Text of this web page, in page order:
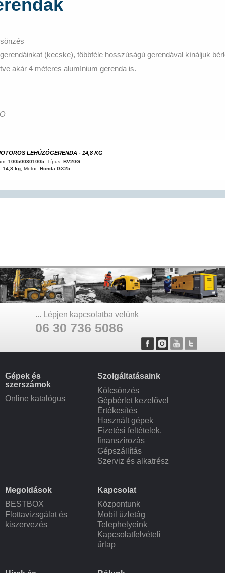
(kecske), többféle hosszúságú gerendával kínáljuk
akár 4 méteres alumínium gerenda is.
LEHÚZÓGERENDA - 14,8 KG
100500301005 , Típus: BV20G
14,8 kg , Motor: Honda GX25
... Lépjen kapcsolatba velünk
06 30 736 5086
Gépek és
szerszámok
Online katalógus
Szolgáltatásaink
Kölcsönzés
Gépbérlet kezelővel
Értékesítés
Használt gépek
Fizetési feltételek,
finanszírozás
Gépszállítás
Szerviz és alkatrész
Megoldások
BESTBOX
Flottavizsgálat és
kiszervezés
Kapcsolat
Központunk
Mobil üzletág
Telephelyeink
Kapcsolatfelvételi
űrlap